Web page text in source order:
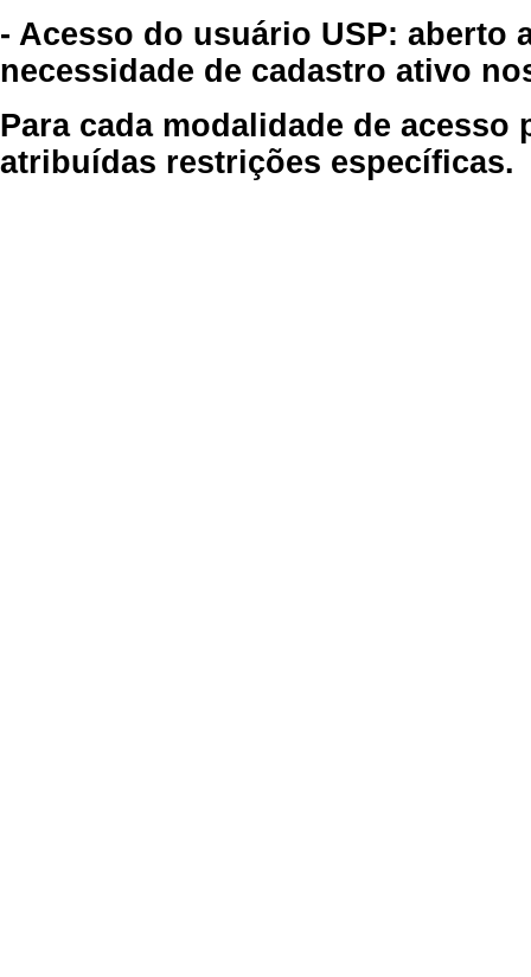
- Acesso do usuário USP: aberto
necessidade de cadastro ativo
Para cada modalidade de
atribuídas restrições específicas.